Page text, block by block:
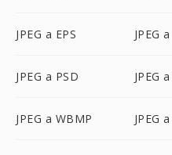
JPEG a EPS JPEG
JPEG a PSD JPEG
JPEG a WBMP JPEG